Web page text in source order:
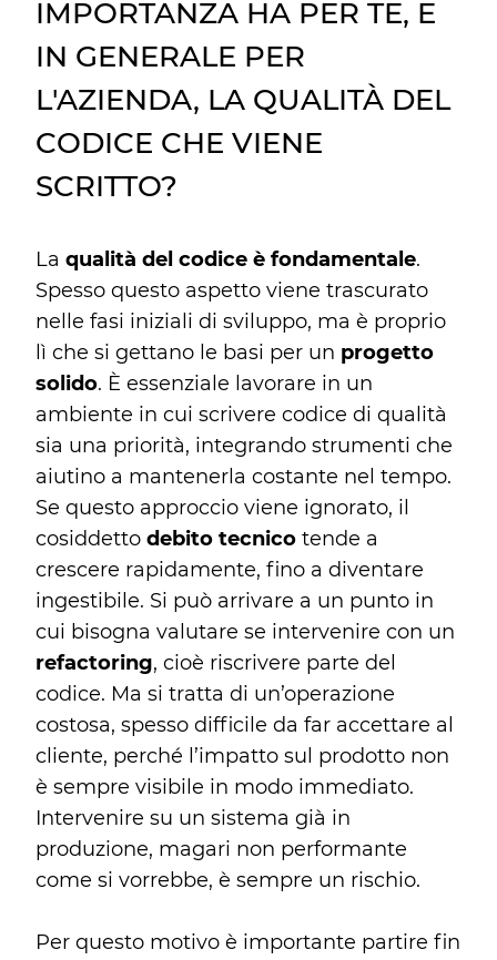
IMPORTANZA HA PER TE, E
IN GENERALE PER
L'AZIENDA, LA QUALITÀ DEL
CODICE CHE VIENE
SCRITTO?
La qualità del codice è fondamentale.
Spesso questo aspetto viene trascurato
nelle fasi iniziali di sviluppo, ma è proprio
lì che si gettano le basi per un progetto
solido. È essenziale lavorare in un
ambiente in cui scrivere codice di qualità
sia una priorità, integrando strumenti che
aiutino a mantenerla costante nel tempo.
Se questo approccio viene ignorato, il
cosiddetto debito tecnico tende a
crescere rapidamente, fino a diventare
ingestibile. Si può arrivare a un punto in
cui bisogna valutare se intervenire con un
refactoring, cioè riscrivere parte del
codice. Ma si tratta di un’operazione
costosa, spesso difficile da far accettare al
cliente, perché l’impatto sul prodotto non
è sempre visibile in modo immediato.
Intervenire su un sistema già in
produzione, magari non performante
come si vorrebbe, è sempre un rischio.
Per questo motivo è importante partire fin